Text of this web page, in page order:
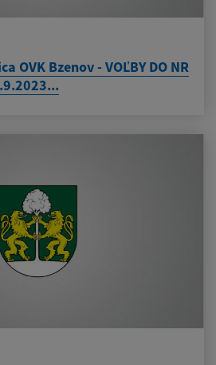
OVK Bzenov - VOĽBY DO NR